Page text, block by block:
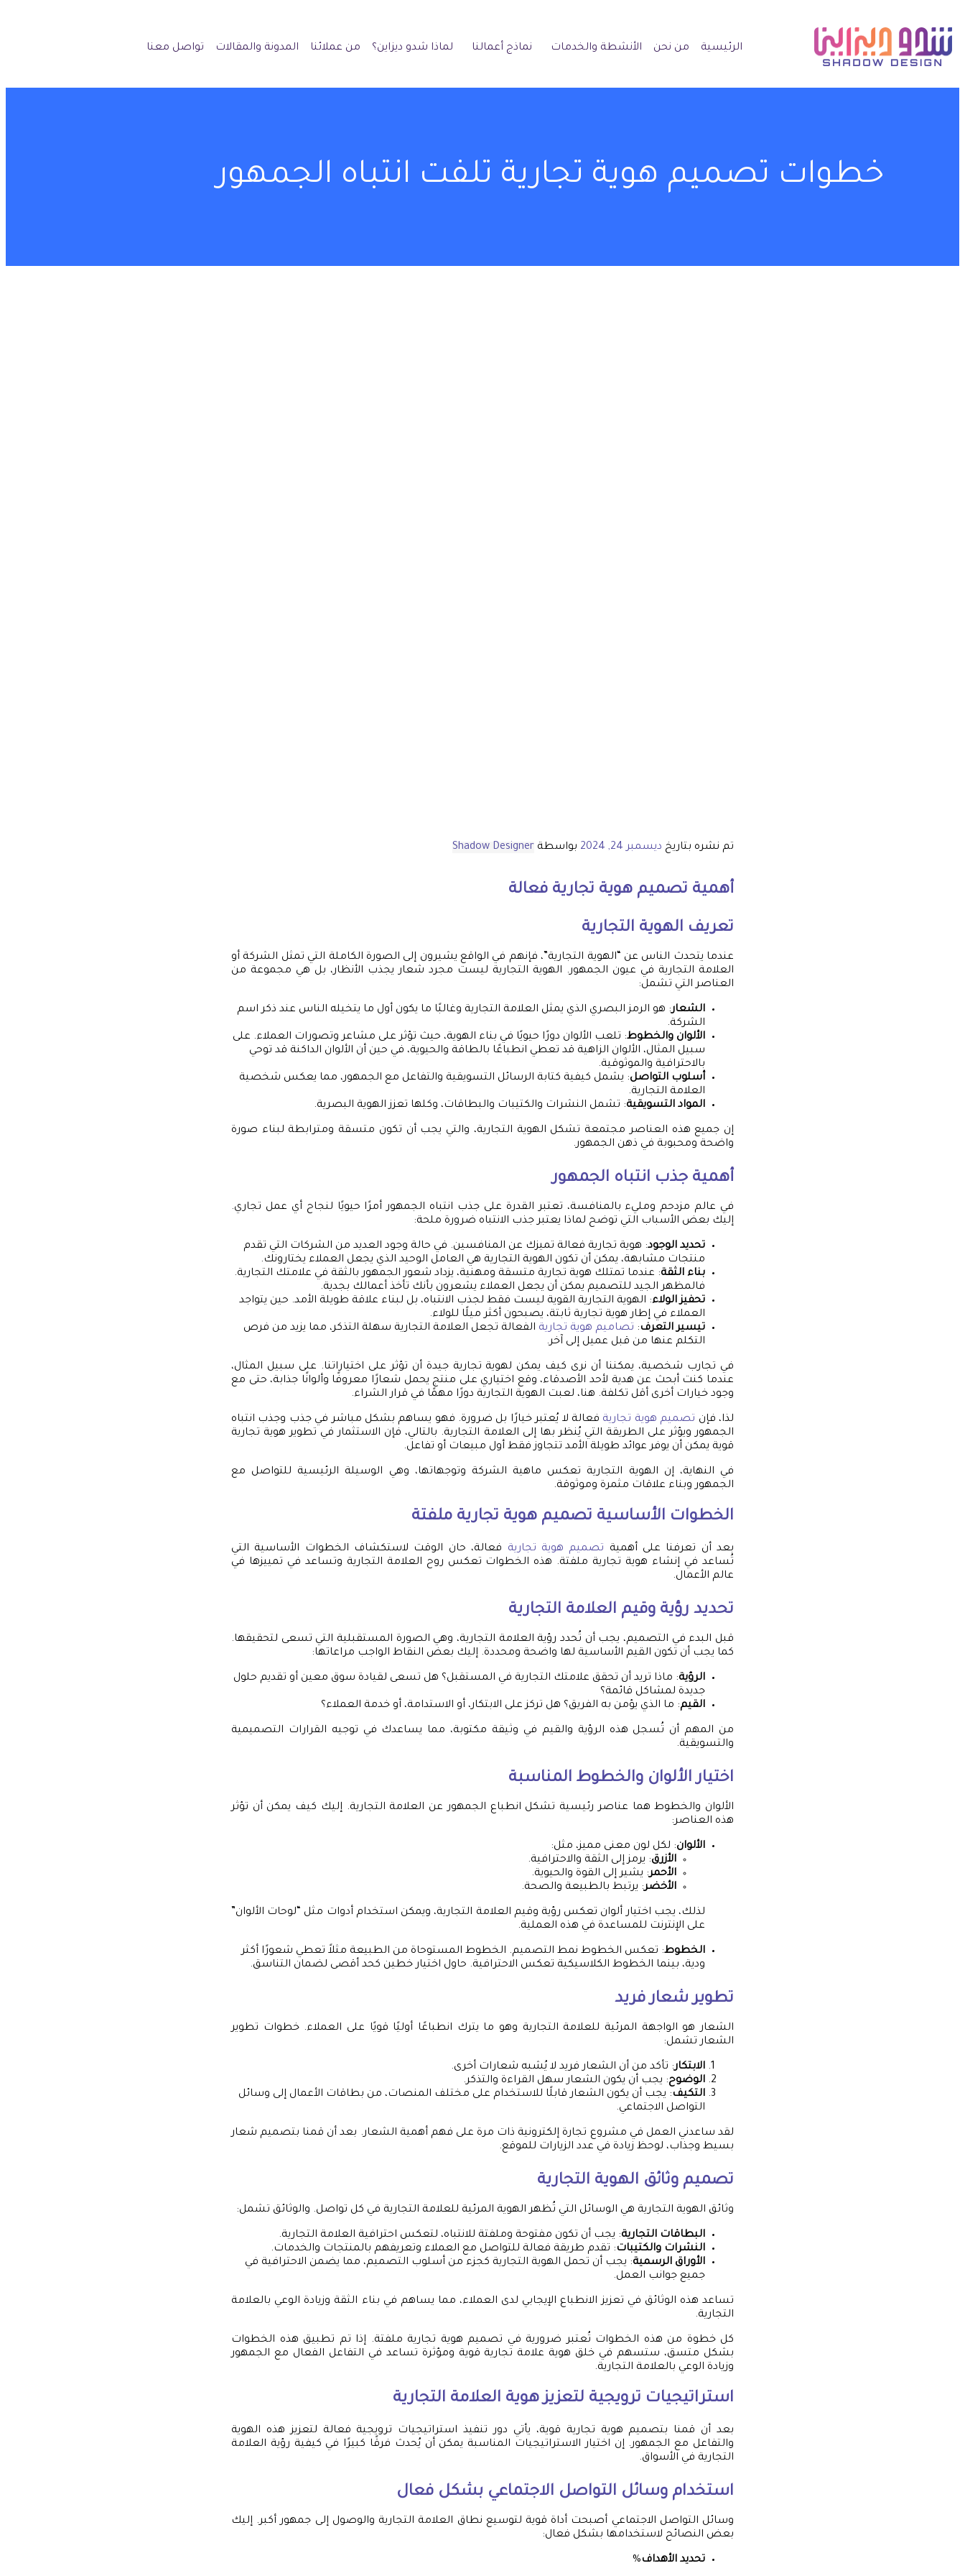
الرئيسية من نحن الأنشطة والخدمات نماذج أعمالنا لماذا شدو ديزاين؟ من عملائنا المدونة والمقالات تواصل معنا
خطوات تصميم هوية تجارية تلفت انتباه الجمهور
تم نشره بتاريخ ديسمبر 24, 2024 بواسطة Shadow Designer
أهمية تصميم هوية تجارية فعالة
تعريف الهوية التجارية
عندما يتحدث الناس عن “الهوية التجارية”، فإنهم في الواقع يشيرون إلى الصورة الكاملة التي تمثل الشركة أو
العلامة التجارية في عيون الجمهور. الهوية التجارية ليست مجرد شعار يجذب الأنظار، بل هي مجموعة من
العناصر التي تشمل:
الشعار: هو الرمز البصري الذي يمثل العلامة التجارية وغالبًا ما يكون أول ما يتخيله الناس عند ذكر اسم
الشركة.
الألوان والخطوط: تلعب الألوان دورًا حيويًا في بناء الهوية، حيث تؤثر على مشاعر وتصورات العملاء. على
سبيل المثال، الألوان الزاهية قد تعطي انطباعًا بالطاقة والحيوية، في حين أن الألوان الداكنة قد توحي
بالاحترافية والموثوقية.
أسلوب التواصل: يشمل كيفية كتابة الرسائل التسويقية والتفاعل مع الجمهور، مما يعكس شخصية
العلامة التجارية.
المواد التسويقية: تشمل النشرات والكتيبات والبطاقات، وكلها تعزز الهوية البصرية.
إن جميع هذه العناصر مجتمعة تشكل الهوية التجارية، والتي يجب أن تكون متسقة ومترابطة لبناء صورة
واضحة ومحبوبة في ذهن الجمهور.
أهمية جذب انتباه الجمهور
في عالم مزدحم ومليء بالمنافسة، تعتبر القدرة على جذب انتباه الجمهور أمرًا حيويًا لنجاح أي عمل تجاري.
إليك بعض الأسباب التي توضح لماذا يعتبر جذب الانتباه ضرورة ملحة:
تحديد الوجود: هوية تجارية فعالة تميزك عن المنافسين. في حالة وجود العديد من الشركات التي تقدم
منتجات مشابهة، يمكن أن تكون الهوية التجارية هي العامل الوحيد الذي يجعل العملاء يختارونك.
بناء الثقة: عندما تمتلك هوية تجارية متسقة ومهنية، يزداد شعور الجمهور بالثقة في علامتك التجارية.
فالمظهر الجيد للتصميم يمكن أن يجعل العملاء يشعرون بأنك تأخذ أعمالك بجدية.
تحفيز الولاء: الهوية التجارية القوية ليست فقط لجذب الانتباه، بل لبناء علاقة طويلة الأمد. حين يتواجد
العملاء في إطار هوية تجارية ثابتة، يصبحون أكثر ميلًا للولاء.
تيسير التعرف: تصاميم هوية تجارية الفعالة تجعل العلامة التجارية سهلة التذكر، مما يزيد من فرص
التكلم عنها من قبل عميل إلى آخر.
في تجارب شخصية، يمكننا أن نرى كيف يمكن لهوية تجارية جيدة أن تؤثر على اختياراتنا. على سبيل المثال،
عندما كنت أبحث عن هدية لأحد الأصدقاء، وقع اختياري على منتج يحمل شعارًا معروفًا وألوانًا جذابة، حتى مع
وجود خيارات أخرى أقل تكلفة. هنا، لعبت الهوية التجارية دورًا مهمًا في قرار الشراء.
لذا، فإن تصميم هوية تجارية فعالة لا يُعتبر خيارًا بل ضرورة. فهو يساهم بشكل مباشر في جذب وجذب انتباه
الجمهور ويؤثر على الطريقة التي يُنظر بها إلى العلامة التجارية. بالتالي، فإن الاستثمار في تطوير هوية تجارية
قوية يمكن أن يوفر عوائد طويلة الأمد تتجاوز فقط أول مبيعات أو تفاعل.
في النهاية، إن الهوية التجارية تعكس ماهية الشركة وتوجهاتها، وهي الوسيلة الرئيسية للتواصل مع
الجمهور وبناء علاقات مثمرة وموثوقة.
الخطوات الأساسية تصميم هوية تجارية ملفتة
بعد أن تعرفنا على أهمية تصميم هوية تجارية فعالة، حان الوقت لاستكشاف الخطوات الأساسية التي
تُساعد في إنشاء هوية تجارية ملفتة. هذه الخطوات تعكس روح العلامة التجارية وتساعد في تمييزها في
عالم الأعمال.
تحديد رؤية وقيم العلامة التجارية
قبل البدء في التصميم، يجب أن تُحدد رؤية العلامة التجارية، وهي الصورة المستقبلية التي تسعى لتحقيقها.
كما يجب أن تكون القيم الأساسية لها واضحة ومحددة. إليك بعض النقاط الواجب مراعاتها:
الرؤية: ماذا تريد أن تحقق علامتك التجارية في المستقبل؟ هل تسعى لقيادة سوق معين أو تقديم حلول
جديدة لمشاكل قائمة؟
القيم: ما الذي يؤمن به الفريق؟ هل تركز على الابتكار، أو الاستدامة، أو خدمة العملاء؟
من المهم أن تُسجل هذه الرؤية والقيم في وثيقة مكتوبة، مما يساعدك في توجيه القرارات التصميمية
والتسويقية.
اختيار الألوان والخطوط المناسبة
الألوان والخطوط هما عناصر رئيسية تشكل انطباع الجمهور عن العلامة التجارية. إليك كيف يمكن أن تؤثر
هذه العناصر:
الألوان: لكل لون معنى مميز، مثل:
الأزرق: يرمز إلى الثقة والاحترافية.
الأحمر: يشير إلى القوة والحيوية.
الأخضر: يرتبط بالطبيعة والصحة.
لذلك، يجب اختيار ألوان تعكس رؤية وقيم العلامة التجارية، ويمكن استخدام أدوات مثل “لوحات الألوان”
على الإنترنت للمساعدة في هذه العملية.
الخطوط: تعكس الخطوط نمط التصميم. الخطوط المستوحاة من الطبيعة مثلاً تعطي شعورًا أكثر
ودية، بينما الخطوط الكلاسيكية تعكس الاحترافية. حاول اختيار خطين كحد أقصى لضمان التناسق.
تطوير شعار فريد
الشعار هو الواجهة المرئية للعلامة التجارية وهو ما يترك انطباعًا أوليًا قويًا على العملاء. خطوات تطوير
الشعار تشمل:
الابتكار: تأكد من أن الشعار فريد لا يُشبه شعارات أخرى.
الوضوح: يجب أن يكون الشعار سهل القراءة والتذكر.
التكيف: يجب أن يكون الشعار قابلًا للاستخدام على مختلف المنصات، من بطاقات الأعمال إلى وسائل
التواصل الاجتماعي.
لقد ساعدني العمل في مشروع تجارة إلكترونية ذات مرة على فهم أهمية الشعار. بعد أن قمنا بتصميم شعار
بسيط وجذاب، لوحظ زيادة في عدد الزيارات للموقع.
تصميم وثائق الهوية التجارية
وثائق الهوية التجارية هي الوسائل التي تُظهر الهوية المرئية للعلامة التجارية في كل تواصل. والوثائق تشمل:
البطاقات التجارية: يجب أن تكون مفتوحة وملفتة للانتباه، لتعكس احترافية العلامة التجارية.
النشرات والكتيبات: تقدم طريقة فعالة للتواصل مع العملاء وتعريفهم بالمنتجات والخدمات.
الأوراق الرسمية: يجب أن تحمل الهوية التجارية كجزء من أسلوب التصميم، مما يضمن الاحترافية في
جميع جوانب العمل.
تساعد هذه الوثائق في تعزيز الانطباع الإيجابي لدى العملاء، مما يساهم في بناء الثقة وزيادة الوعي بالعلامة
التجارية.
كل خطوة من هذه الخطوات تُعتبر ضرورية في تصميم هوية تجارية ملفتة. إذا تم تطبيق هذه الخطوات
بشكل متسق، ستسهم في خلق هوية علامة تجارية قوية ومؤثرة تساعد في التفاعل الفعال مع الجمهور
وزيادة الوعي بالعلامة التجارية.
استراتيجيات ترويجية لتعزيز هوية العلامة التجارية
بعد أن قمنا بتصميم هوية تجارية قوية، يأتي دور تنفيذ استراتيجيات ترويجية فعالة لتعزيز هذه الهوية
والتفاعل مع الجمهور. إن اختيار الاستراتيجيات المناسبة يمكن أن يُحدث فرقًا كبيرًا في كيفية رؤية العلامة
التجارية في الأسواق.
استخدام وسائل التواصل الاجتماعي بشكل فعال
وسائل التواصل الاجتماعي أصبحت أداة قوية لتوسيع نطاق العلامة التجارية والوصول إلى جمهور أكبر. إليك
بعض النصائح لاستخدامها بشكل فعال:
تحديد الأهداف%